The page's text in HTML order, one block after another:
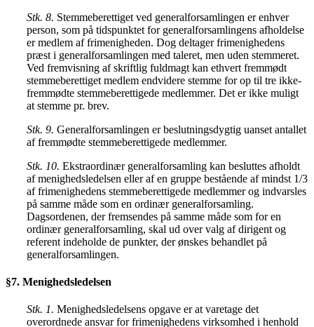
Stk. 8. Stemmeberettiget ved generalforsamlingen er enhver
person, som på tidspunktet for generalforsamlingens afholdelse
er medlem af frimenigheden. Dog deltager frimenighedens
præst i generalforsamlingen med taleret, men uden stemmeret.
Ved fremvisning af skriftlig fuldmagt kan ethvert fremmødt
stemmeberettiget medlem endvidere stemme for op til tre ikke-
fremmødte stemmeberettigede medlemmer. Det er ikke muligt
at stemme pr. brev.
Stk. 9. Generalforsamlingen er beslutningsdygtig uanset antallet
af fremmødte stemmeberettigede medlemmer.
Stk. 10. Ekstraordinær generalforsamling kan besluttes afholdt
af menighedsledelsen eller af en gruppe bestående af mindst 1/3
af frimenighedens stemmeberettigede medlemmer og indvarsles
på samme måde som en ordinær generalforsamling.
Dagsordenen, der fremsendes på samme måde som for en
ordinær generalforsamling, skal ud over valg af dirigent og
referent indeholde de punkter, der ønskes behandlet på
generalforsamlingen.
§7. Menighedsledelsen
Stk. 1. Menighedsledelsens opgave er at varetage det
overordnede ansvar for frimenighedens virksomhed i henhold